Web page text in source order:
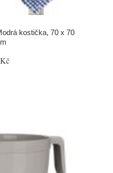
kostička, 70 x 70